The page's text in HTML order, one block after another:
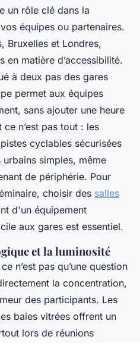
un rôle clé dans la
équipes ou partenaires.
Bruxelles et Londres,
en matière d’accessibilité.
à deux pas des gares
permet aux équipes
sans ajouter une heure
n’est pas tout : les
cyclables sécurisées
simples, même
de périphérie. Pour
choisir des salles
d'un équipement
aux gares est essentiel.
et la luminosité
n’est pas qu’une question
la concentration,
des participants. Les
baies vitrées offrent un
lors de réunions